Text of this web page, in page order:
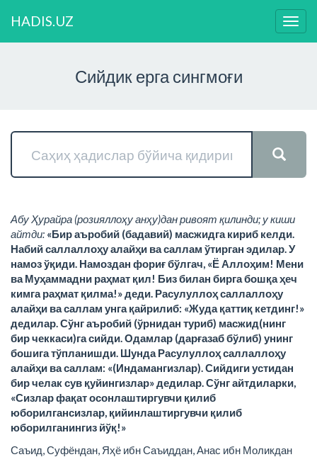
HADIS.UZ
Сийдик ерга сингмоғи
Абу Ҳурайра (розияллоҳу анҳу)дан ривоят қилинди; у киши
айтди: «Бир аъробий (бадавий) масжидга кириб келди.
Набий саллаллоҳу алайҳи ва саллам ўтирган эдилар. У
намоз ўқиди. Намоздан фориғ бўлгач, «Ё Аллоҳим! Мени
ва Муҳаммадни раҳмат қил! Биз билан бирга бошқа ҳеч
кимга раҳмат қилма!» деди. Расулуллоҳ саллаллоҳу
алайҳи ва саллам унга қайрилиб: «Жуда қаттиқ кетдинг!»
дедилар. Сўнг аъробий (ўрнидан туриб) масжид(нинг
бир чеккаси)га сийди. Одамлар (дарғазаб бўлиб) унинг
бошига тўпланишди. Шунда Расулуллоҳ саллаллоҳу
алайҳи ва саллам: «(Индамангизлар). Сийдиги устидан
бир челак сув қуйингизлар» дедилар. Сўнг айтдиларки,
«Сизлар фақат осонлаштиргувчи қилиб
юборилгансизлар, қийинлаштиргувчи қилиб
юборилганингиз йўқ!»
Саъид, Суфёндан, Яҳё ибн Саъиддан, Анас ибн Моликдан